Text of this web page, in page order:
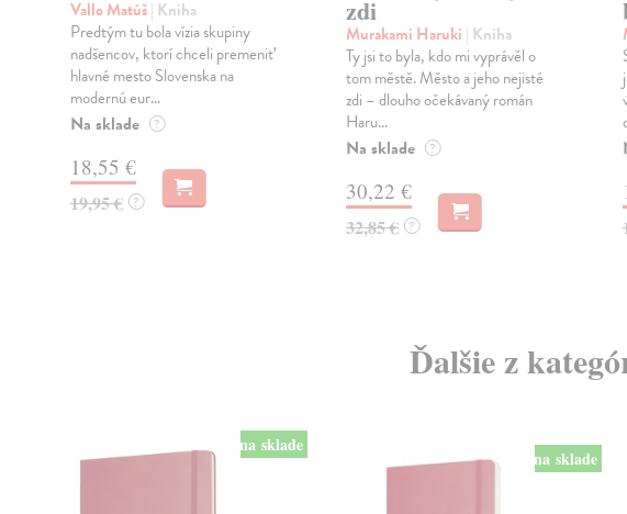
Vallo Matúš| Kniha
Predtým tu bola vízia skupiny
nadšencov, ktorí chceli premeniť
hlavné mesto Slovenska na
modernú eur...
Na sklade ?
18,55 €
19,95 € ?
zdi
Murakami Haruki | Kniha
Ty jsi to byla, kdo mi vyprávěl o
tom městě. Město a jeho nejisté
zdi – dlouho očekávaný román
Haru...
Na sklade ?
30,22 €
32,85 € ?
Ďalšie z
na sklade
na sklade